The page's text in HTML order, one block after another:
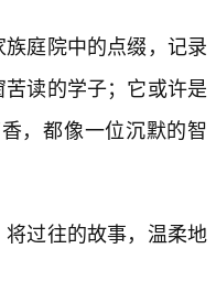
庭院中的点缀，记录
读的学子；它或许是
，都像一位沉默的智
过往的故事，温柔地